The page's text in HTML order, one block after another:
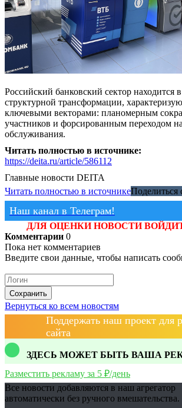
Российский банковский сектор находится
структурной трансформации,
ключевыми векторами: планомерным
участников и форсированным переходом
обслуживания.
Читать полностью в источнике:
https://deita.ru/article/586112
Главные новости DEITA
Читать полностью в источникеПоделиться
Наш канал в Телеграм!
ДЛЯ ОЦЕНКИ НОВОСТИ
Комментарии 0
Пока нет комментариев
Введите свои данные, чтобы написать
Сохранить
Вернуться ко всем новостям
Поддержать наш проект для
сайта
ЗДЕСЬ МОЖЕТ БЫТЬ ВАША
Разместить рекламу за 5 ₽/день
Все новости добавляются в наш агрегатор
автоматически без ручного вмешательства.